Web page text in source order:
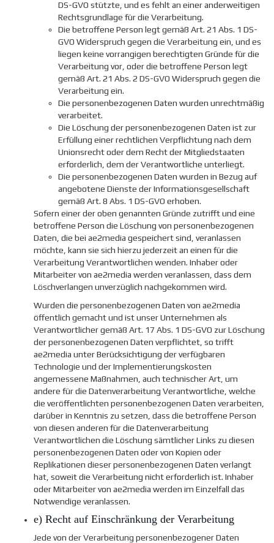
DS-GVO stützte, und es fehlt an einer anderweitigen
Rechtsgrundlage für die Verarbeitung.
Die betroffene Person legt gemäß Art. 21 Abs. 1 DS-
GVO Widerspruch gegen die Verarbeitung ein, und es
liegen keine vorrangigen berechtigten Gründe für die
Verarbeitung vor, oder die betroffene Person legt
gemäß Art. 21 Abs. 2 DS-GVO Widerspruch gegen die
Verarbeitung ein.
Die personenbezogenen Daten wurden unrechtmäßig
verarbeitet.
Die Löschung der personenbezogenen Daten ist zur
Erfüllung einer rechtlichen Verpflichtung nach dem
Unionsrecht oder dem Recht der Mitgliedstaaten
erforderlich, dem der Verantwortliche unterliegt.
Die personenbezogenen Daten wurden in Bezug auf
angebotene Dienste der Informationsgesellschaft
gemäß Art. 8 Abs. 1 DS-GVO erhoben.
Sofern einer der oben genannten Gründe zutrifft und eine
betroffene Person die Löschung von personenbezogenen
Daten, die bei ae2media gespeichert sind, veranlassen
möchte, kann sie sich hierzu jederzeit an einen für die
Verarbeitung Verantwortlichen wenden. Inhaber oder
Mitarbeiter von ae2media werden veranlassen, dass dem
Löschverlangen unverzüglich nachgekommen wird.
Wurden die personenbezogenen Daten von ae2media
öffentlich gemacht und ist unser Unternehmen als
Verantwortlicher gemäß Art. 17 Abs. 1 DS-GVO zur Löschung
der personenbezogenen Daten verpflichtet, so trifft
ae2media unter Berücksichtigung der verfügbaren
Technologie und der Implementierungskosten
angemessene Maßnahmen, auch technischer Art, um
andere für die Datenverarbeitung Verantwortliche, welche
die veröffentlichten personenbezogenen Daten verarbeiten,
darüber in Kenntnis zu setzen, dass die betroffene Person
von diesen anderen für die Datenverarbeitung
Verantwortlichen die Löschung sämtlicher Links zu diesen
personenbezogenen Daten oder von Kopien oder
Replikationen dieser personenbezogenen Daten verlangt
hat, soweit die Verarbeitung nicht erforderlich ist. Inhaber
oder Mitarbeiter von ae2media werden im Einzelfall das
Notwendige veranlassen.
e) Recht auf Einschränkung der Verarbeitung
Jede von der Verarbeitung personenbezogener Daten